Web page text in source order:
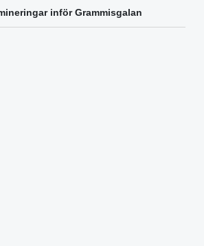
inför Grammisgalan